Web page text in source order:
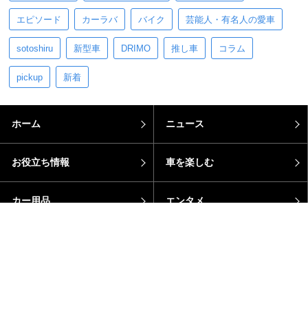
エピソード カーラバ バイク 芸能人・有名人の愛車
sotoshiru 新型車 DRIMO 推し車 コラム
pickup 新着
ホーム ニュース
お役立ち情報 車を楽しむ
カー用品 エンタメ